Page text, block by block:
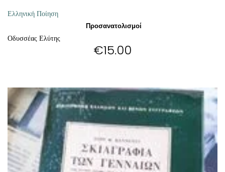
Ελληνική Ποίηση
Προσανατολισμοί
Οδυσσέας Ελύτης
€15.00